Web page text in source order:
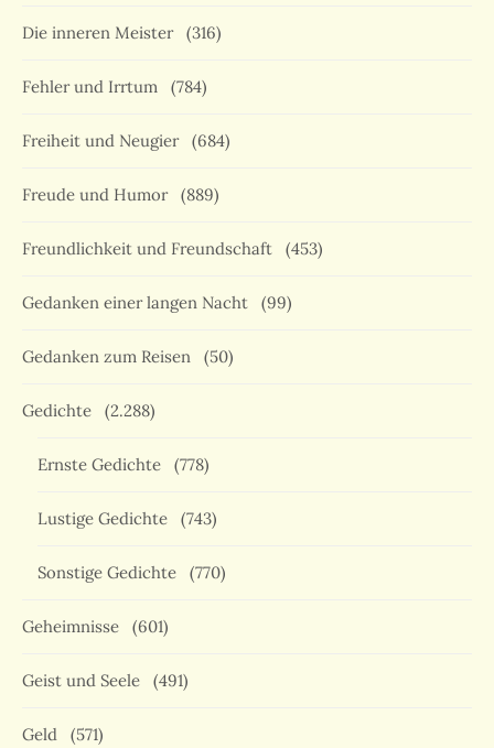
Die inneren Meister (316)
Fehler und Irrtum (784)
Freiheit und Neugier (684)
Freude und Humor (889)
Freundlichkeit und Freundschaft (453)
Gedanken einer langen Nacht (99)
Gedanken zum Reisen (50)
Gedichte (2.288)
Ernste Gedichte (778)
Lustige Gedichte (743)
Sonstige Gedichte (770)
Geheimnisse (601)
Geist und Seele (491)
Geld (571)